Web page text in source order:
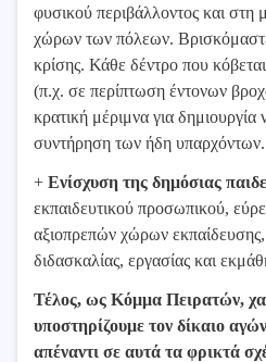
φυσικού περιβάλλοντος και
χώρων των πόλεων.
κρίσης. Κάθε δέντρο που
(π.χ. σε περίπτωση έντονων
κρατική μέριμνα για
συντήρηση των ήδη υπαρχόντων.
+ Ενίσχυση της δημόσιας
εκπαιδευτικού προσωπικού,
αξιοπρεπών χώρων εκπαίδευσης,
διδασκαλίας, εργασίας και
Τέλος, ως Κόμμα Πειρατών,
υποστηρίζουμε τον δίκαιο
απέναντι σε αυτά τα φρικτά